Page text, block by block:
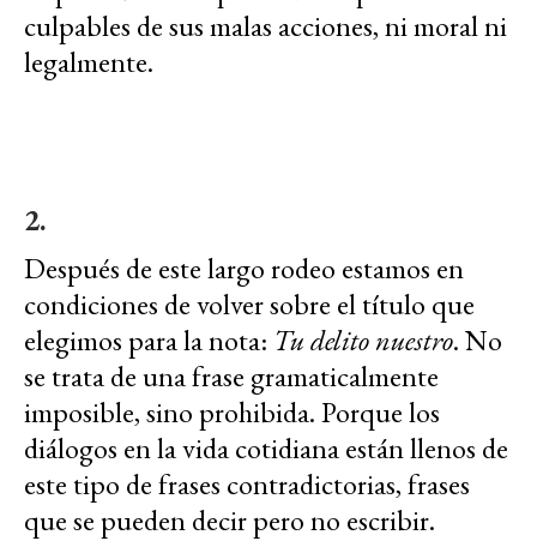
culpables de sus malas acciones, ni moral ni
legalmente.
2.
Después de este largo rodeo estamos en
condiciones de volver sobre el título que
elegimos para la nota: Tu delito nuestro. No
se trata de una frase gramaticalmente
imposible, sino prohibida. Porque los
diálogos en la vida cotidiana están llenos de
este tipo de frases contradictorias, frases
que se pueden decir pero no escribir.